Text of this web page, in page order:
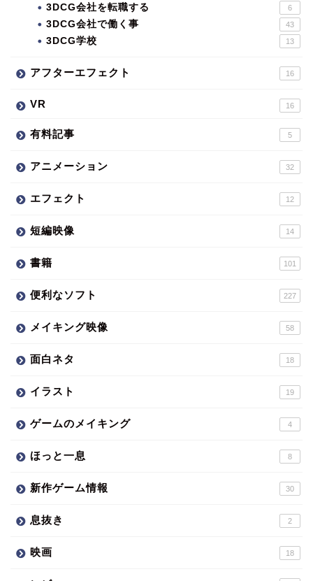
3DCG会社を転職する 6
3DCG会社で働く事 43
3DCG学校 13
アフターエフェクト 16
VR 16
有料記事 5
アニメーション 32
エフェクト 12
短編映像 14
書籍 101
便利なソフト 227
メイキング映像 58
面白ネタ 18
イラスト 19
ゲームのメイキング 4
ほっと一息 8
新作ゲーム情報 30
息抜き 2
映画 18